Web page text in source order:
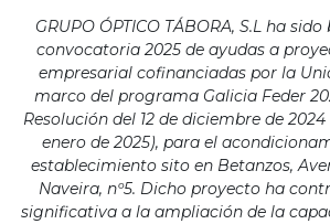
GRUPO ÓPTICO TÁBORA, S.L ha
convocatoria 2025 de ayudas a
empresarial cofinanciadas por la
marco del programa Galicia Feder
Resolución del 12 de diciembre de 2024
enero de 2025), para el
establecimiento sito en Betanzos,
Naveira, nº5. Dicho proyecto ha
significativa a la ampliación de la